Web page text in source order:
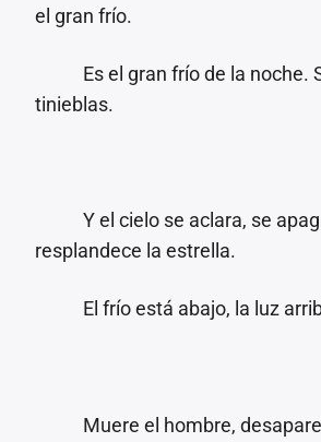
el gran frío.
Es el gran frío de la noche.
tinieblas.
Y el cielo se aclara, se
resplandece la estrella.
El frío está abajo, la luz
Muere el hombre,